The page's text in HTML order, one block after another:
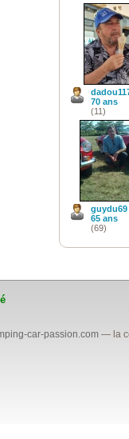
70 ans
(11)
guydu69
65 ans
(69)
car-passion.com — la